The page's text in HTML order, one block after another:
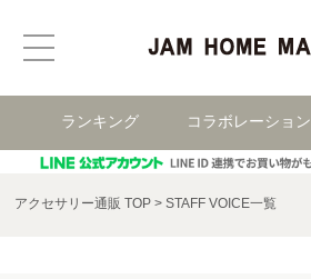
ランキング コラボレーション
アクセサリー通販 TOP STAFF VOICE一覧